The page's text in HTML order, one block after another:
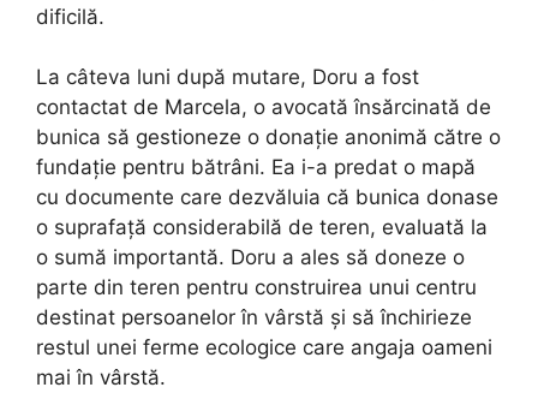
dificilă.
La câteva luni după mutare, Doru a fost
contactat de Marcela, o avocată însărcinată de
bunica să gestioneze o donație anonimă către o
fundație pentru bătrâni. Ea i-a predat o mapă
cu documente care dezvăluia că bunica donase
o suprafață considerabilă de teren, evaluată la
o sumă importantă. Doru a ales să doneze o
parte din teren pentru construirea unui centru
destinat persoanelor în vârstă și să închirieze
restul unei ferme ecologice care angaja oameni
mai în vârstă.